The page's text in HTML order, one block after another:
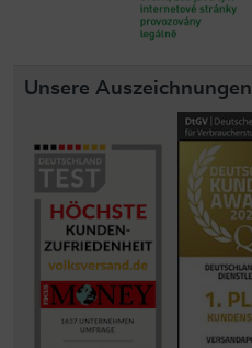
Unsere Auszeichnungen